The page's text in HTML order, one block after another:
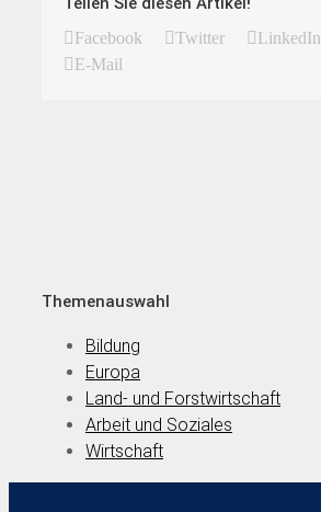
Facebook Twitter LinkedIn
E-Mail
Themenauswahl
Bildung
Europa
Land- und Forstwirtschaft
Arbeit und Soziales
Wirtschaft